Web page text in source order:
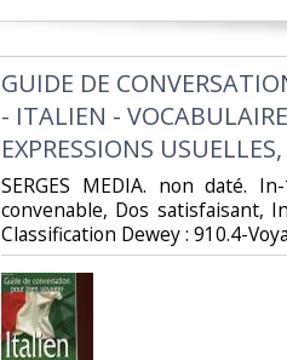
‎GUIDE DE
- ITALIEN -
EXPRESSIONS
‎SERGES MEDIA. non daté.
convenable, Dos satisfaisant,
Classification Dewey : 910.4-